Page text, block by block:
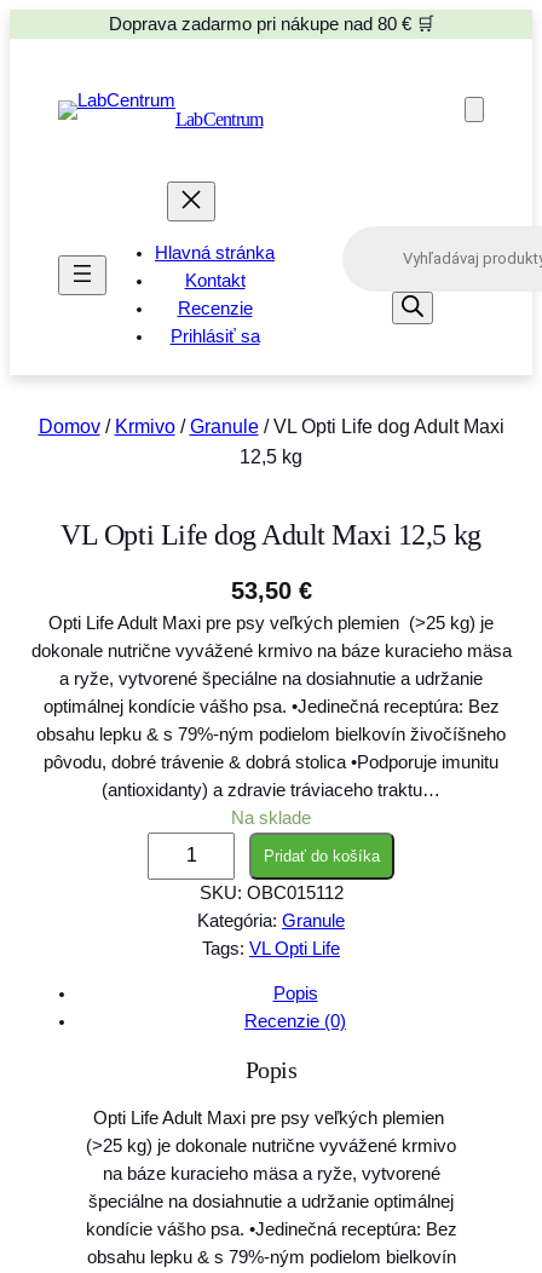
Doprava zadarmo pri nákupe nad 80 € 🛒
LabCentrum
Hlavná stránka
Kontakt
Recenzie
Prihlásiť sa
s
e
Domov/ Krmivo/Granule/ VL Opti Life dog Adult Maxi
12,5 kg
VL Opti Life dog Adult Maxi 12,5 kg
53,50 €
Opti Life Adult Maxi pre psy veľkých plemien (>25 kg) je
dokonale nutrične vyvážené krmivo na báze kuracieho mäsa
a ryže, vytvorené špeciálne na dosiahnutie a udržanie
optimálnej kondície vášho psa. •Jedinečná receptúra: Bez
obsahu lepku & s 79%-ným podielom bielkovín živočíšneho
pôvodu, dobré trávenie & dobrá stolica •Podporuje imunitu
(antioxidanty) a zdravie tráviaceho traktu…
Na sklade
O
p
t
i
L
Pridať do košíka
SKU: OBC015112
Kategória: Granule
Tags: VL Opti Life
Popis
Recenzie (0)
Popis
Opti Life Adult Maxi pre psy veľkých plemien
(>25 kg) je dokonale nutrične vyvážené krmivo
na báze kuracieho mäsa a ryže, vytvorené
špeciálne na dosiahnutie a udržanie optimálnej
kondície vášho psa. •Jedinečná receptúra: Bez
obsahu lepku & s 79%-ným podielom bielkovín